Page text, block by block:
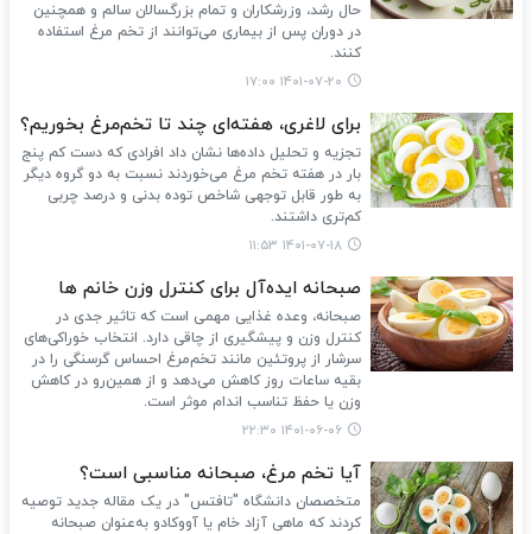
حال رشد، وزرشکاران و تمام بزرگسالان سالم و همچنین
در دوران پس از بیماری می‌توانند از تخم مرغ استفاده
کنند.
۱۴۰۱-۰۷-۲۰ ۱۷:۰۰
برای لاغری، هفته‌ای چند تا تخم‌مرغ بخوریم؟
تجزیه و تحلیل داده‌ها نشان داد افرادی که دست کم پنج
بار در هفته تخم مرغ می‌خوردند نسبت به دو گروه دیگر
به طور قابل توجهی شاخص توده بدنی و درصد چربی
کم‌تری داشتند.
۱۴۰۱-۰۷-۱۸ ۱۱:۵۳
صبحانه ایده‌آل برای کنترل وزن خانم ها
صبحانه، وعده غذایی مهمی است که تاثیر جدی در
کنترل وزن و پیشگیری از چاقی دارد. انتخاب خوراکی‌های
سرشار از پروتئین مانند تخم‌مرغ احساس گرسنگی را در
بقیه ساعات روز کاهش می‌دهد و از همین‌رو در کاهش
وزن یا حفظ تناسب اندام موثر است.
۱۴۰۱-۰۶-۰۶ ۲۲:۳۰
آیا تخم مرغ، صبحانه مناسبی است؟
متخصصان دانشگاه "تافتس" در یک مقاله جدید توصیه
کردند که ماهی آزاد خام یا آووکادو به‌عنوان صبحانه